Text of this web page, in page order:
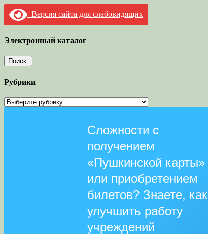
Версия сайта для слабовидящих
Электронный каталог
Рубрики
Рубрики
Сложности с
получением
«Пушкинской карты»
или приобретением
билетов? Знаете, как
улучшить работу
учреждений